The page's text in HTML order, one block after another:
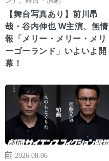
【舞台写真あり】前川昂
哉・谷内伸也 W主演、無情
報「メリー・メリー・メリ
ーゴーランド」いよいよ開
幕！
2026.08.06